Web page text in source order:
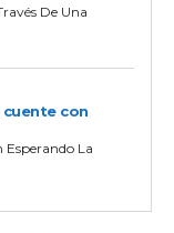
De Una
cuente con
Esperando La